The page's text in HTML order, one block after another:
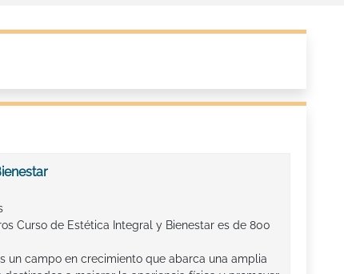
Curso de Estética Integral y Bienestar es de 800
un campo en crecimiento que abarca una amplia